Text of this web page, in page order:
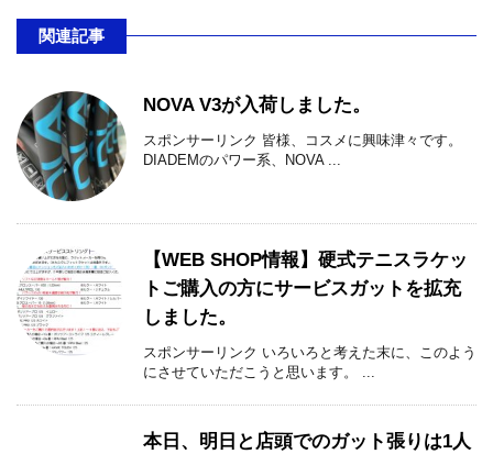
関連記事
NOVA V3が入荷しました。
スポンサーリンク 皆様、コスメに興味津々です。
DIADEMのパワー系、NOVA ...
【WEB SHOP情報】硬式テニスラケッ
トご購入の方にサービスガットを拡充
しました。
スポンサーリンク いろいろと考えた末に、このよう
にさせていただこうと思います。 ...
本日、明日と店頭でのガット張りは1人